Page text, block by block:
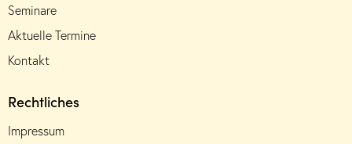
Seminare
Aktuelle Termine
Kontakt
Rechtliches
Impressum